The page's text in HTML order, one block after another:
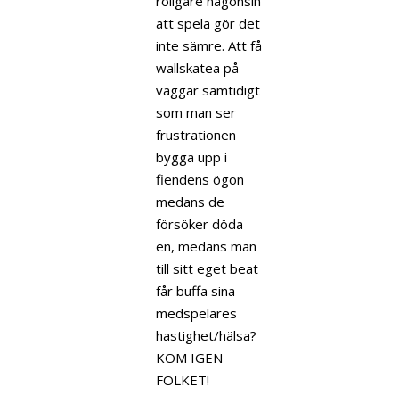
att spela gör det
inte sämre. Att få
wallskatea på
väggar samtidigt
som man ser
frustrationen
bygga upp i
fiendens ögon
medans de
försöker döda
en, medans man
till sitt eget beat
får buffa sina
medspelares
hastighet/hälsa?
KOM IGEN
FOLKET!